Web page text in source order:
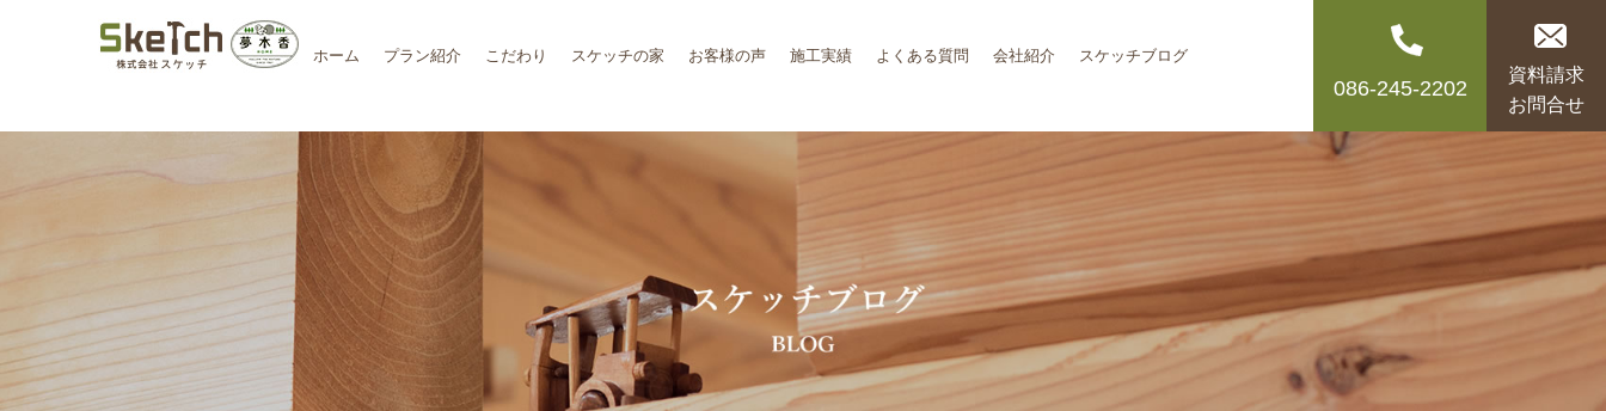
ホーム プラン紹介 こだわり スケッチの家 お客様の声 施工実績 よくある質問 会社紹介 スケッチブログ
086-245-2202
資料請求
お問合せ